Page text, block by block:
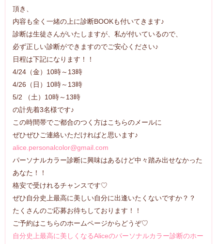
頂き、
内容も全く一緒の上に診断BOOKも付いてきます♪
診断は生徒さんがいたしますが、私が付いているので、
必ず正しい診断ができますのでご安心ください♪
日程は下記になります！！
4/24（金）10時～13時
4/26（日）10時～13時
5/2 （土）10時～13時
の計先着3名様です♪
この時間帯でご都合のつく方はこちらのメールに
ぜひぜひご連絡いただければと思います♪
alice.personalcolor@gmail.com
パーソナルカラー診断に興味はあるけど中々踏み出せなかった
あなた！！
格安で受けれるチャンスです♡
ぜひ自分史上最高に美しい自分に出逢いたくないですか？？
たくさんのご応募お待ちしております！！
ご予約はこちらのホームページからどうぞ♡
自分史上最高に美しくなるAliceのパーソナルカラー診断のホー